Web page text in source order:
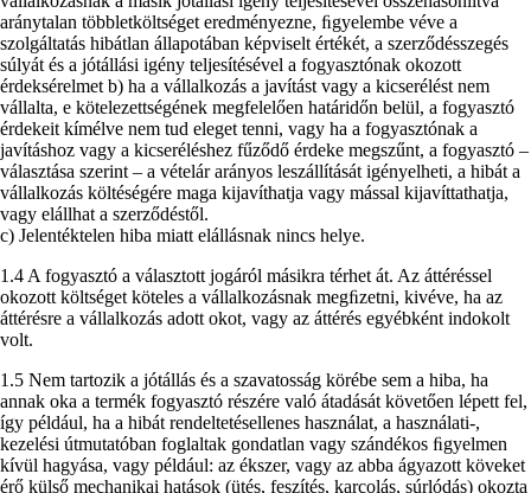
aránytalan többletköltséget eredményezne, ﬁgyelembe véve a
szolgáltatás hibátlan állapotában képviselt értékét, a szerződésszegés
súlyát és a jótállási igény teljesítésével a fogyasztónak okozott
érdeksérelmet b) ha a vállalkozás a javítást vagy a kicserélést nem
vállalta, e kötelezettségének megfelelően határidőn belül, a fogyasztó
érdekeit kímélve nem tud eleget tenni, vagy ha a fogyasztónak a
javításhoz vagy a kicseréléshez fűződő érdeke megszűnt, a fogyasztó –
választása szerint – a vételár arányos leszállítását igényelheti, a hibát a
vállalkozás költéségére maga kijavíthatja vagy mással kijavíttathatja,
vagy elállhat a szerződéstől.
c) Jelentéktelen hiba miatt elállásnak nincs helye.
1.4 A fogyasztó a választott jogáról másikra térhet át. Az áttéréssel
okozott költséget köteles a vállalkozásnak megﬁzetni, kivéve, ha az
áttérésre a vállalkozás adott okot, vagy az áttérés egyébként indokolt
volt.
1.5 Nem tartozik a jótállás és a szavatosság körébe sem a hiba, ha
annak oka a termék fogyasztó részére való átadását követően lépett fel,
így például, ha a hibát rendeltetésellenes használat, a használati-,
kezelési útmutatóban foglaltak gondatlan vagy szándékos ﬁgyelmen
kívül hagyása, vagy például: az ékszer, vagy az abba ágyazott köveket
érő külső mechanikai hatások (ütés, feszítés, karcolás, súrlódás) okozta